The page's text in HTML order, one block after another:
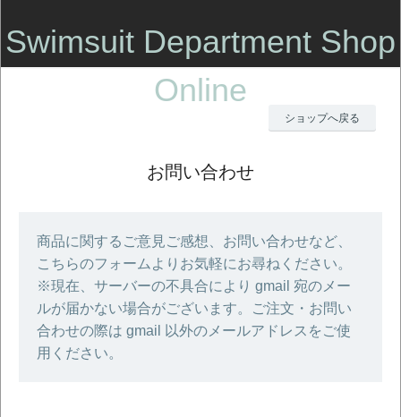
Swimsuit Department Shop
Online
ショップへ戻る
お問い合わせ
商品に関するご意見ご感想、お問い合わせなど、
こちらのフォームよりお気軽にお尋ねください。
※現在、サーバーの不具合により gmail 宛のメー
ルが届かない場合がございます。ご注文・お問い
合わせの際は gmail 以外のメールアドレスをご使
用ください。